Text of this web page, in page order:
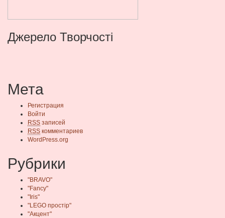
Джерело Творчості
Мета
Регистрация
Войти
RSS записей
RSS комментариев
WordPress.org
Рубрики
"BRAVO"
"Fancy"
"Iris"
"LEGO простір"
"Акцент"